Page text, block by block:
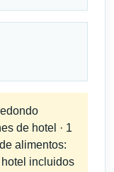
de hotel · 1
alimentos:
incluidos